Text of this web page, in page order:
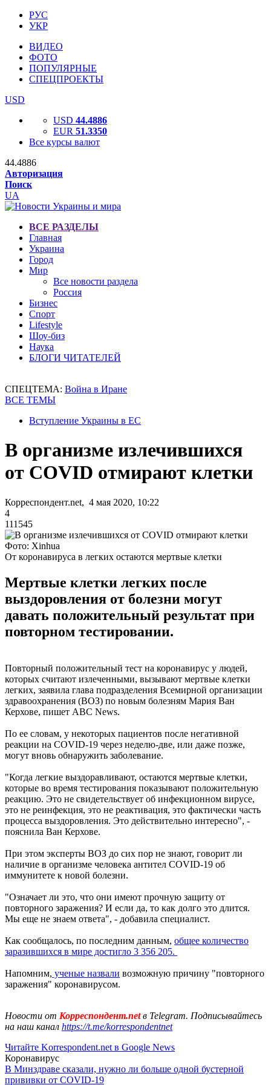
РУС
УКР
ВИДЕО
ФОТО
ПОПУЛЯРНЫЕ
СПЕЦПРОЕКТЫ
USD
USD 44.4886
EUR 51.3350
Все курсы валют
44.4886
Авторизация
Поиск
UA
ВСЕ РАЗДЕЛЫ
Главная
Украина
Город
Мир
Все новости раздела
Россия
Бизнес
Спорт
Lifestyle
Шоу-биз
Наука
БЛОГИ ЧИТАТЕЛЕЙ
СПЕЦТЕМА: Война в Иране
ВСЕ ТЕМЫ
Вступление Украины в ЕС
В организме излечившихся
от COVID отмирают клетки
Корреспондент.net, 4 мая 2020, 10:22
4
111545
Фото: Xinhua
От коронавируса в легких остаются мертвые клетки
Мертвые клетки легких после
выздоровления от болезни могут
давать положительный результат при
повторном тестировании.
Повторный положительный тест на коронавирус у людей,
которых считают излеченными, вызывают мертвые клетки
легких, заявила глава подразделения Всемирной организации
здравоохранения (ВОЗ) по новым болезням Мария Ван
Керхове, пишет ABC News.
По ее словам, у некоторых пациентов после негативной
реакции на COVID-19 через неделю-две, или даже позже,
могут вновь обнаружить заболевание.
"Когда легкие выздоравливают, остаются мертвые клетки,
которые во время тестирования показывают положительную
реакцию. Это не свидетельствует об инфекционном вирусе,
это не реинфекция, это не реактивация, это фактически часть
процесса выздоровления. Это действительно интересно", -
пояснила Ван Керхове.
При этом эксперты ВОЗ до сих пор не знают, говорит ли
наличие в организме человека антител COVID-19 об
иммунитете к новой болезни.
"Означает ли это, что они имеют прочную защиту от
повторного заражения? И если да, то как долго это длится.
Мы еще не знаем ответа", - добавила специалист.
Как сообщалось, по последним данным, общее количество
заразившихся в мире достигло 3 356 205.
Напомним, ученые назвали возможную причину "повторного
заражения" коронавирусом.
Новости от Корреспондент.netв Telegram. Подписывайтесь
на наш канал https://t.me/korrespondentnet
Читайте Korrespondent.net в Google News
Коронавирус
В Минздраве сказали, нужно ли больше одной бустерной
прививки от COVID-19